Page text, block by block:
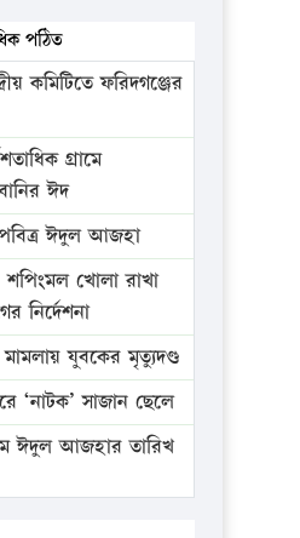
পঠিত
কমিটিতে ফরিদগঞ্জের
গ্রামে
ঈদ
ঈদুল আজহা
খোলা রাখা
নির্দেশনা
যুবকের মৃত্যুদণ্ড
‘নাটক’ সাজান ছেলে
ঈদুল আজহার তারিখ